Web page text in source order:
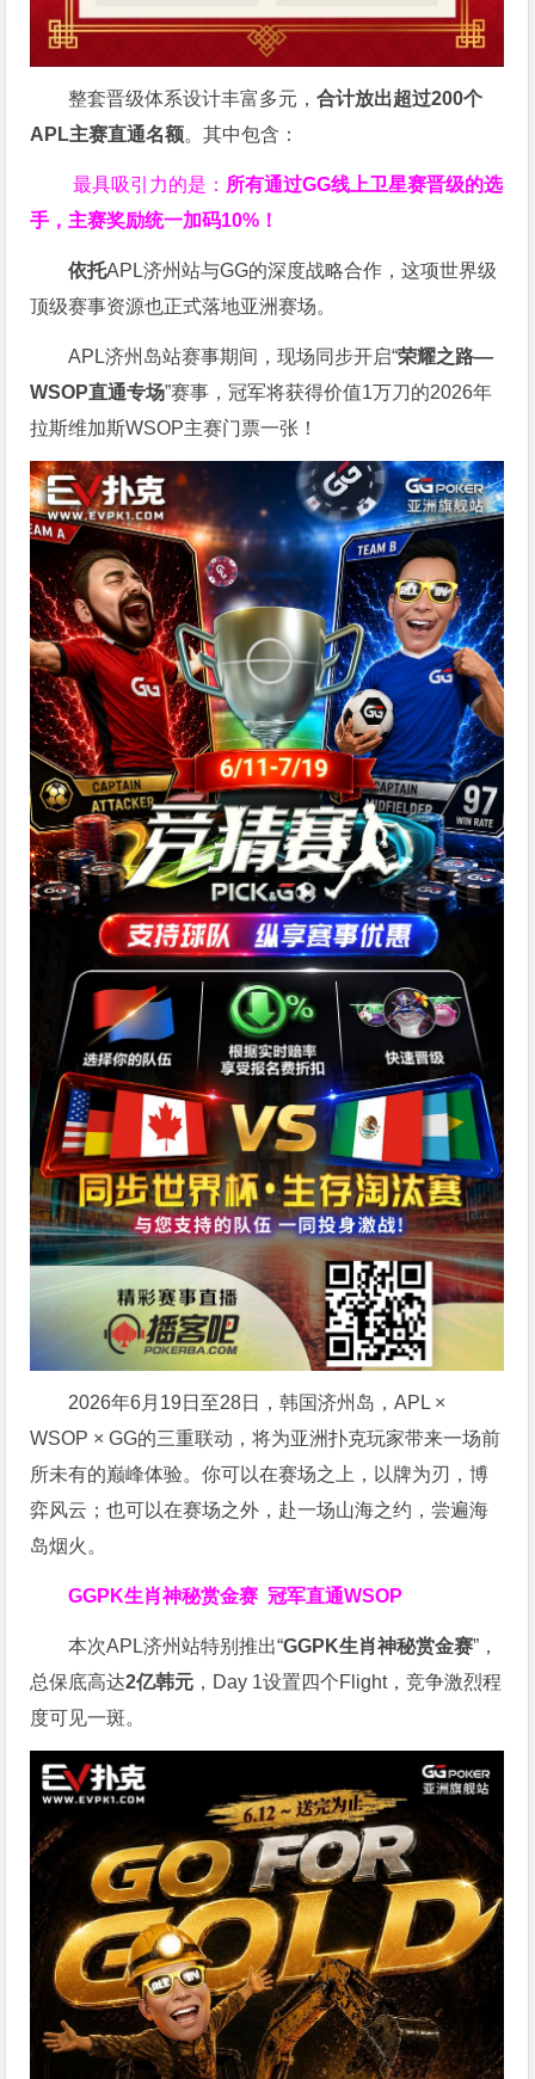
整套晋级体系设计丰富多元，合计放出超过200个
APL主赛直通名额。其中包含：
最具吸引力的是： 所有通过GG线上卫星赛晋级的选
手，主赛奖励统一加码10% ！
依托APL济州站与GG的深度战略合作，这项世界级
顶级赛事资源也正式落地亚洲赛场。
APL济州岛站赛事期间，现场同步开启“荣耀之路—
WSOP直通专场”赛事，冠军将获得价值1万刀的2026年
拉斯维加斯WSOP主赛门票一张！
2026年6月19日至28日，韩国济州岛，APL ×
WSOP × GG的三重联动，将为亚洲扑克玩家带来一场前
所未有的巅峰体验。你可以在赛场之上，以牌为刃，博
弈风云；也可以在赛场之外，赴一场山海之约，尝遍海
岛烟火。
GGPK生肖神秘赏金赛冠军直通WSOP
本次APL济州站特别推出“GGPK生肖神秘赏金赛”，
总保底高达2亿韩元 ，Day 1设置四个Flight，竞争激烈程
度可见一斑。